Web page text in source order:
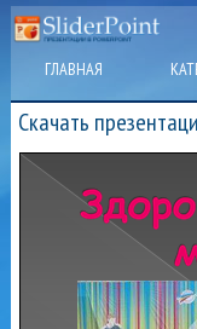
ГЛАВНАЯ
Скачать